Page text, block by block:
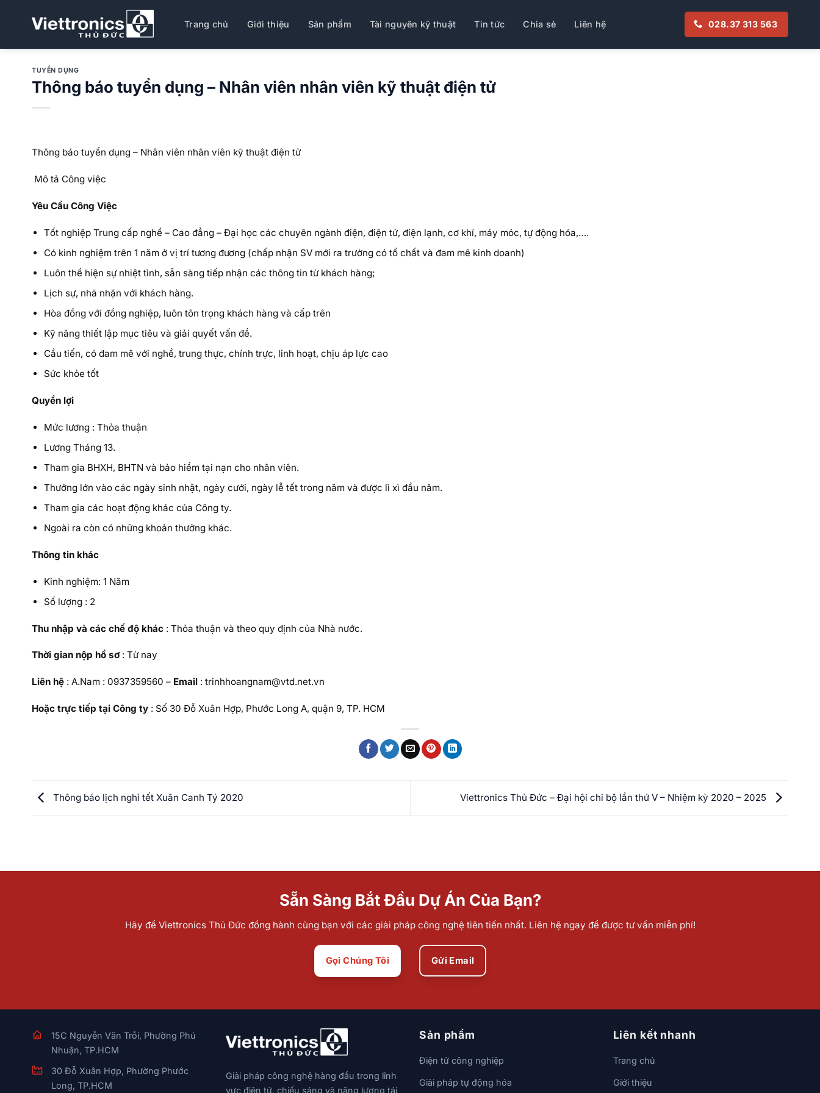
dung
Trang chủ Giới thiệu Sản phẩm Tài nguyên kỹ thuật Tin tức Chia sẻ Liên hệ 028.37 313 563
TUYỂN DỤNG
Thông báo tuyển dụng – Nhân viên nhân viên kỹ thuật điện tử
Thông báo tuyển dụng – Nhân viên nhân viên kỹ thuật điện tử
Mô tả Công việc
Yêu Cầu Công Việc
Tốt nghiệp Trung cấp nghề – Cao đẳng – Đại học các chuyên ngành điện, điện tử, điện lạnh, cơ khí, máy móc, tự động hóa,….
Có kinh nghiệm trên 1 năm ở vị trí tương đương (chấp nhận SV mới ra trường có tố chất và đam mê kinh doanh)
Luôn thể hiện sự nhiệt tình, sẵn sàng tiếp nhận các thông tin từ khách hàng;
Lịch sự, nhã nhặn với khách hàng.
Hòa đồng với đồng nghiệp, luôn tôn trọng khách hàng và cấp trên
Kỹ năng thiết lập mục tiêu và giải quyết vấn đề.
Cầu tiến, có đam mê với nghề, trung thực, chính trực, linh hoạt, chịu áp lực cao
Sức khỏe tốt
Quyền lợi
Mức lương : Thỏa thuận
Lương Tháng 13.
Tham gia BHXH, BHTN và bảo hiểm tại nạn cho nhân viên.
Thưởng lớn vào các ngày sinh nhật, ngày cưới, ngày lễ tết trong năm và được lì xì đầu năm.
Tham gia các hoạt động khác của Công ty.
Ngoài ra còn có những khoản thưởng khác.
Thông tin khác
Kinh nghiệm: 1 Năm
Số lượng : 2
Thu nhập và các chế độ khác : Thỏa thuận và theo quy định của Nhà nước.
Thời gian nộp hồ sơ: Từ nay
Liên hệ : A.Nam : 0937359560 – Email : trinhhoangnam@vtd.net.vn
Hoặc trực tiếp tại Công ty : Số 30 Đỗ Xuân Hợp, Phước Long A, quận 9, TP. HCM
Thông báo lịch nghỉ tết Xuân Canh Tý 2020 Viettronics Thủ Đức – Đại hội chi bộ lần thứ V – Nhiệm kỳ 2020 – 2025
Sẵn Sàng Bắt Đầu Dự Án Của Bạn?
Hãy để Viettronics Thủ Đức đồng hành cùng bạn với các giải pháp công nghệ tiên tiến nhất. Liên hệ ngay để được tư vấn miễn phí!
Gọi Chúng Tôi Gửi Email
15C Nguyễn Văn Trỗi, Phường Phú
Nhuận, TP.HCM
30 Đỗ Xuân Hợp, Phường Phước
Long, TP.HCM
Giải pháp công nghệ hàng đầu trong lĩnh
vực điện tử, chiếu sáng và năng lượng tái
Sản phẩm
Điện tử công nghiệp
Giải pháp tự động hóa
Liên kết nhanh
Trang chủ
Giới thiệu